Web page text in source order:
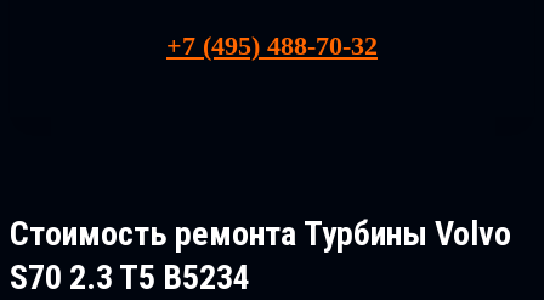
+7 (495) 488-70-32
Стоимость ремонта Турбины Volvo
S70 2.3 T5 B5234